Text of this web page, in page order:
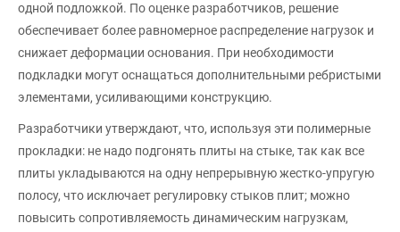
одной подложкой. По оценке разработчиков, решение
обеспечивает более равномерное распределение нагрузок и
снижает деформации основания. При необходимости
подкладки могут оснащаться дополнительными ребристыми
элементами, усиливающими конструкцию.
Разработчики утверждают, что, используя эти полимерные
прокладки: не надо подгонять плиты на стыке, так как все
плиты укладываются на одну непрерывную жестко-упругую
полосу, что исключает регулировку стыков плит; можно
повысить сопротивляемость динамическим нагрузкам,